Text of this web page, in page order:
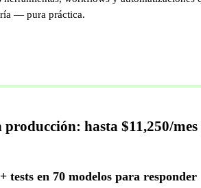
— pura práctica.
producción: hasta $11,250/
en 70 modelos para responder